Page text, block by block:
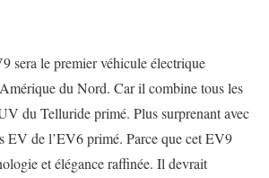
sera le premier véhicule électrique
du Nord. Car il combine tous les
du Telluride primé. Plus surprenant avec
EV de l’EV6 primé. Parce que cet EV9
et élégance raffinée. Il devrait